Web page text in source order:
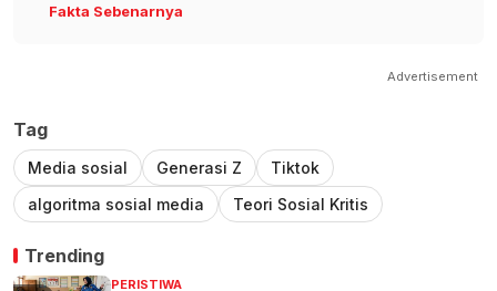
Fakta Sebenarnya
Advertisement
Tag
Media sosial Generasi Z
Tiktok
algoritma sosial media
Teori Sosial Kritis
Trending
PERISTIWA